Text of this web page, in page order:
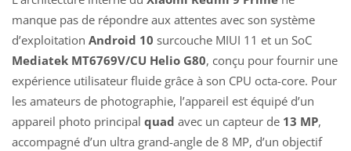
manque pas de répondre aux attentes avec son système
d’exploitation Android 10 surcouche MIUI 11 et un SoC
Mediatek MT6769V/CU Helio G80, conçu pour fournir une
expérience utilisateur fluide grâce à son CPU octa-core. Pour
les amateurs de photographie, l’appareil est équipé d’un
appareil photo principal quad avec un capteur de 13 MP,
accompagné d’un ultra grand-angle de 8 MP, d’un objectif